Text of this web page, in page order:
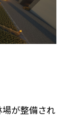
が整備され